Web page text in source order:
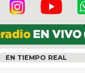
EN TIEMPO REAL